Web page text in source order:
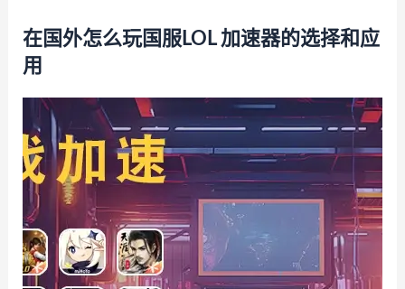
在国外怎么玩国服LOL 加速器的选择和应
用